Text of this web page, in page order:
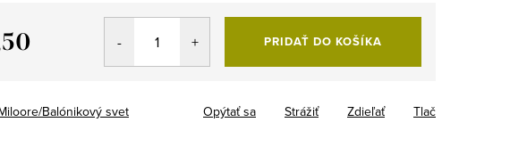
PRIDAŤ DO KOŠÍKA
Balónikový svet Tlač
Opýtať sa Strážiť Zdieľať